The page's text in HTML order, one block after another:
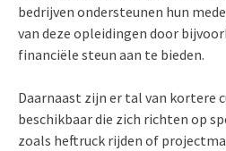
bedrijven ondersteunen hun
van deze opleidingen door
financiële steun aan te bieden.
Daarnaast zijn er tal van kortere
beschikbaar die zich richten op
zoals heftruck rijden of